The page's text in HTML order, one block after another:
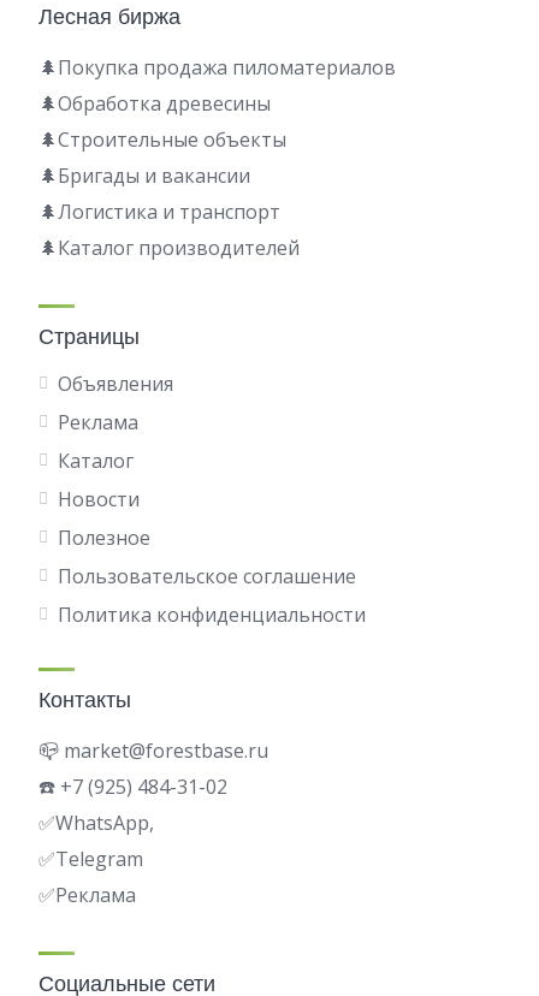
Лесная биржа
🌲Покупка продажа пиломатериалов
🌲Обработка древесины
🌲Строительные объекты
🌲Бригады и вакансии
🌲Логистика и транспорт
🌲Каталог производителей
Страницы
Объявления
Реклама
Каталог
Новости
Полезное
Пользовательское соглашение
Политика конфиденциальности
Контакты
📪 market@forestbase.ru
☎️ +7 (925) 484-31-02
✅WhatsApp,
✅Telegram
✅Реклама
Социальные сети